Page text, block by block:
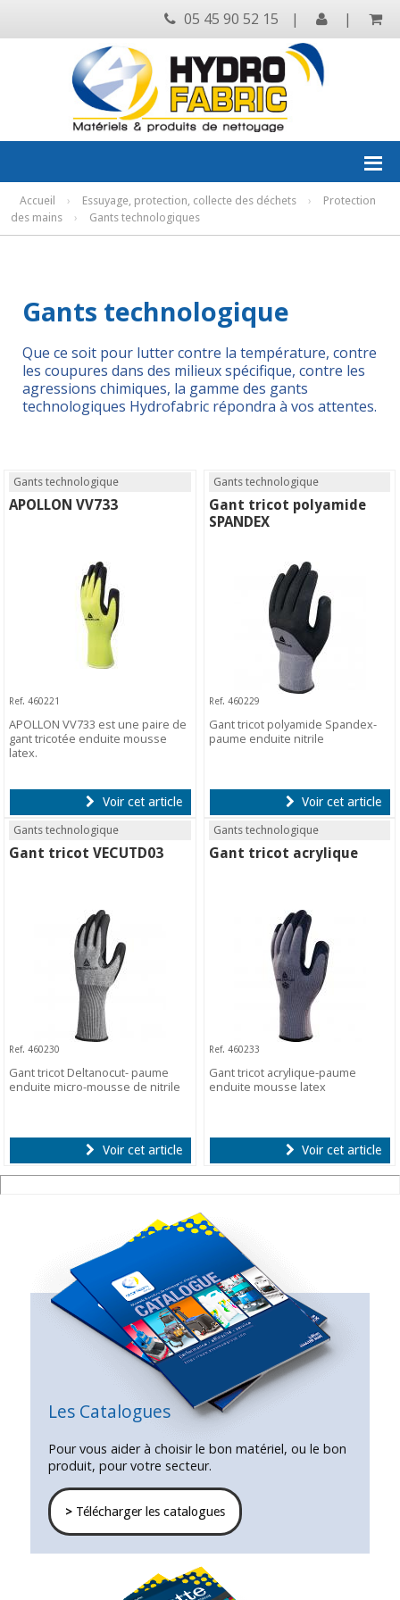
05 45 90 52 15 | |
Accueil › Essuyage, protection, collecte des déchets ›
Protection
des mains
› Gants technologiques
Gants technologique
Que ce soit pour lutter contre la température, contre
les coupures dans des milieux spécifique, contre les
agressions chimiques, la gamme des gants
technologiques Hydrofabric répondra à vos attentes.
Gants technologique
APOLLON VV733
Ref. 460221
APOLLON VV733 est une paire de
gant tricotée enduite mousse
latex.
Voir cet article
Gants technologique
Gant tricot polyamide
SPANDEX
Ref. 460229
Gant tricot polyamide Spandex-
paume enduite nitrile
Voir cet article
Gants technologique
Gant tricot VECUTD03
Ref. 460230
Gant tricot Deltanocut- paume
enduite micro-mousse de nitrile
Voir cet article
Gants technologique
Gant tricot acrylique
Ref. 460233
Gant tricot acrylique-paume
enduite mousse latex
Voir cet article
Les Catalogues
Pour vous aider à choisir le bon matériel, ou le bon
produit, pour votre secteur.
>Télécharger les catalogues